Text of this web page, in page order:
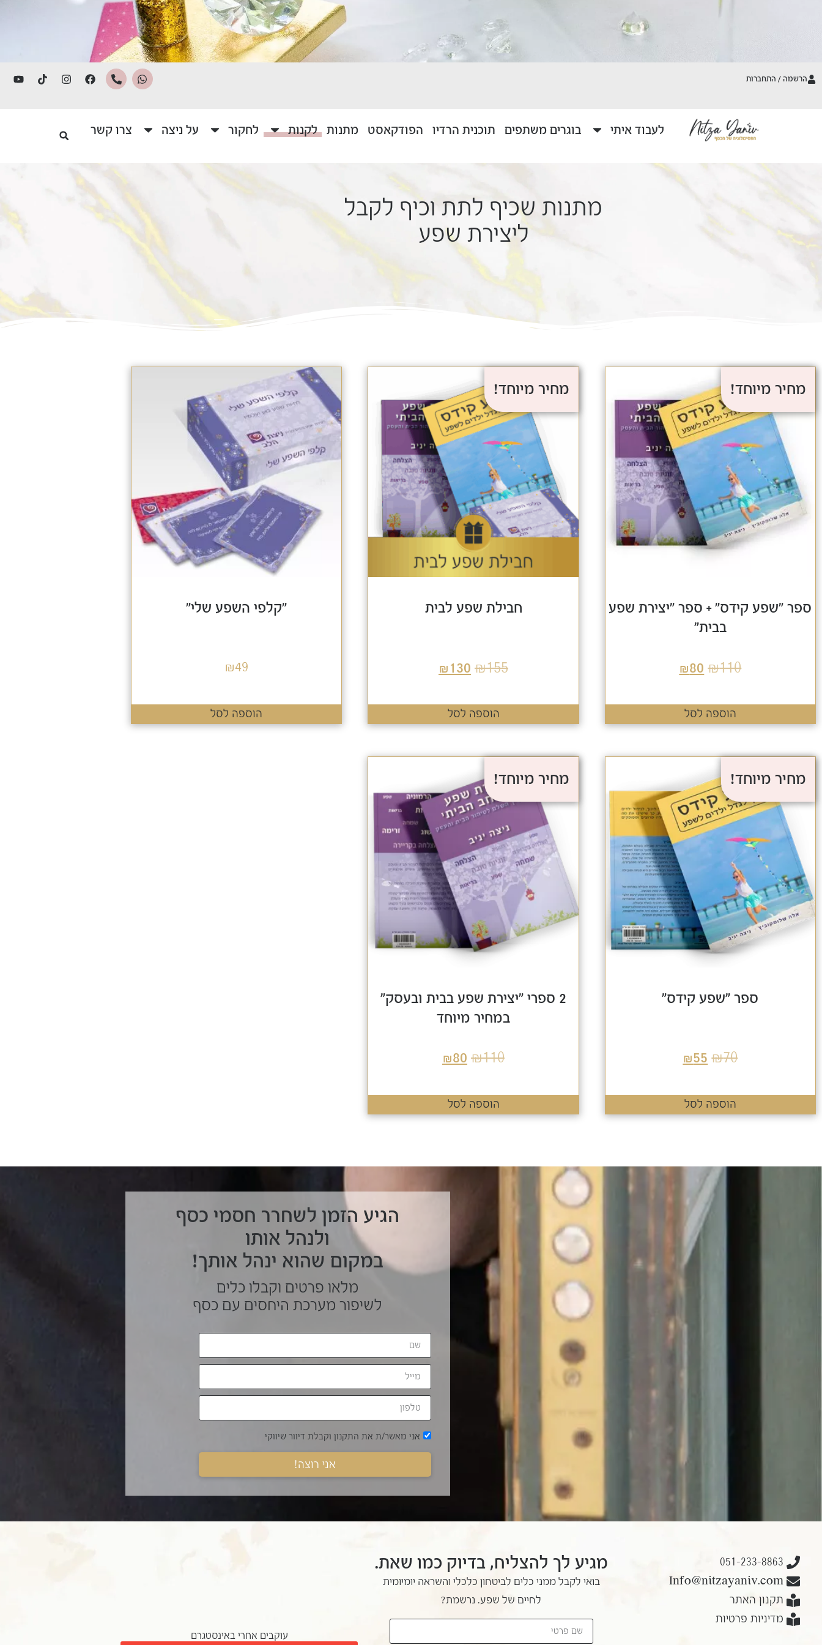
הרשמה / התחברות
לעבוד איתי בוגרים משתפים תוכנית הרדיו הפודקאסט מתנות לקנות לחקור על ניצה צרו קשר
מתנות שכיף לתת וכיף לקבל
ליצירת שפע
מחיר מיוחד!
ספר "שפע קידס" + ספר "יצירת שפע
בבית"
₪110
₪80
הוספה לסל
מחיר מיוחד!
חבילת שפע לבית
₪155
₪130
הוספה לסל
"קלפי השפע שלי"
₪49
הוספה לסל
מחיר מיוחד!
ספר "שפע קידס"
₪70
₪55
הוספה לסל
מחיר מיוחד!
2 ספרי "יצירת שפע בבית ובעסק"
במחיר מיוחד
₪110
₪80
הוספה לסל
הגיע הזמן לשחרר חסמי כסף
ולנהל אותו
במקום שהוא ינהל אותך!
מלאו פרטים וקבלו כלים
לשיפור מערכת היחסים עם כסף
אני מאשר/ת את התקנוןוקבלת דיוור שיווקי
אני רוצה!
051-233-8863
Info@nitzayaniv.com
תקנון האתר
מדיניות פרטיות
מגיע לך להצליח, בדיוק כמו שאת.
בואי לקבל ממני כלים לביטחון כלכלי והשראה יומיומית
לחיים של שפע. נרשמת?
עוקבים אחרי באינסטגרם